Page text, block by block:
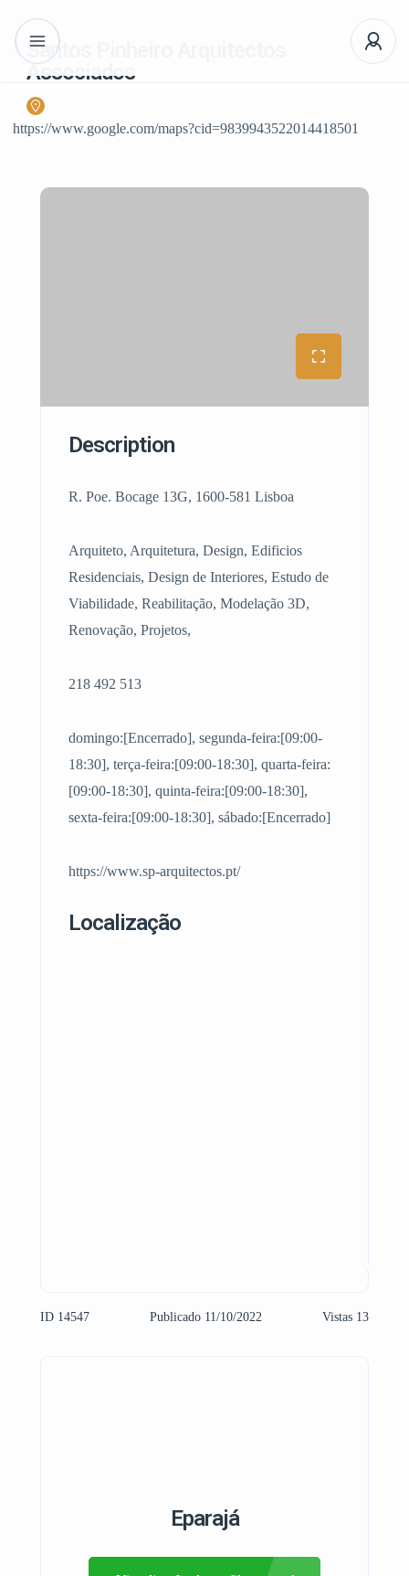
Santos Pinheiro Arquitectos
Associados
https://www.google.com/maps?cid=9839943522014418501
Description
R. Poe. Bocage 13G, 1600-581 Lisboa
Arquiteto, Arquitetura, Design, Edificios
Residenciais, Design de Interiores, Estudo de
Viabilidade, Reabilitação, Modelação 3D,
Renovação, Projetos,
218 492 513
domingo:[Encerrado], segunda-feira:[09:00-
18:30], terça-feira:[09:00-18:30], quarta-feira:
[09:00-18:30], quinta-feira:[09:00-18:30],
sexta-feira:[09:00-18:30], sábado:[Encerrado]
https://www.sp-arquitectos.pt/
Localização
ID 14547 Publicado 11/10/2022 Vistas 13
Eparajá